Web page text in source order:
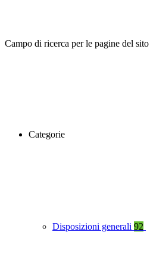
Campo di ricerca per le pagine del sito
Categorie
Disposizioni generali 92